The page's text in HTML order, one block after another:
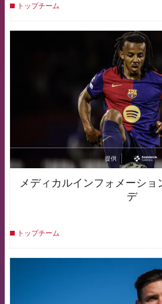
トップチーム
FCB
提供
メディカルインフォメーショ
デ
トップチーム
FCB